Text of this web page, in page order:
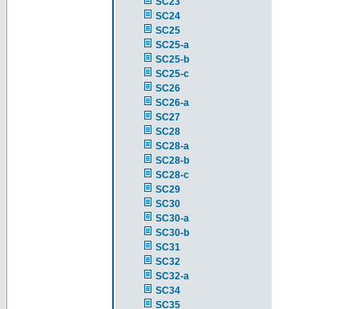
SC24
SC25
SC25-a
SC25-b
SC25-c
SC26
SC26-a
SC27
SC28
SC28-a
SC28-b
SC28-c
SC29
SC30
SC30-a
SC30-b
SC31
SC32
SC32-a
SC34
SC35